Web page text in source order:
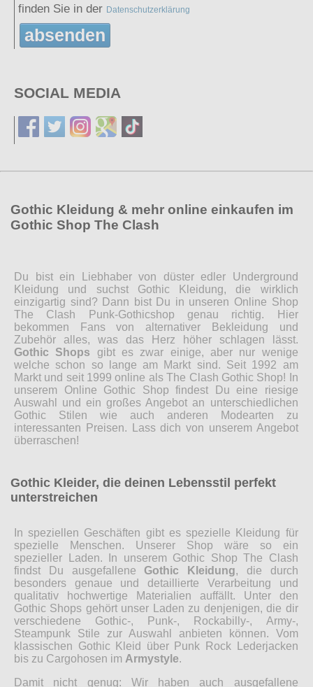
finden Sie in der Datenschutzerklärung
absenden
SOCIAL MEDIA
Gothic Kleidung & mehr online einkaufen im
Gothic Shop The Clash
Du bist ein Liebhaber von düster edler Underground
Kleidung und suchst Gothic Kleidung, die wirklich
einzigartig sind? Dann bist Du in unseren Online Shop
The Clash Punk-Gothicshop genau richtig. Hier
bekommen Fans von alternativer Bekleidung und
Zubehör alles, was das Herz höher schlagen lässt.
Gothic Shops gibt es zwar einige, aber nur wenige
welche schon so lange am Markt sind. Seit 1992 am
Markt und seit 1999 online als The Clash Gothic Shop! In
unserem Online Gothic Shop findest Du eine riesige
Auswahl und ein großes Angebot an unterschiedlichen
Gothic Stilen wie auch anderen Modearten zu
interessanten Preisen. Lass dich von unserem Angebot
überraschen!
Gothic Kleider, die deinen Lebensstil perfekt
unterstreichen
In speziellen Geschäften gibt es spezielle Kleidung für
spezielle Menschen. Unserer Shop wäre so ein
spezieller Laden. In unserem Gothic Shop The Clash
findst Du ausgefallene Gothic Kleidung, die durch
besonders genaue und detaillierte Verarbeitung und
qualitativ hochwertige Materialien auffällt. Unter den
Gothic Shops gehört unser Laden zu denjenigen, die dir
verschiedene Gothic-, Punk-, Rockabilly-, Army-,
Steampunk Stile zur Auswahl anbieten können. Vom
klassischen Gothic Kleid über Punk Rock Lederjacken
bis zu Cargohosen im Armystyle.
Damit nicht genug: Wir haben auch ausgefallene